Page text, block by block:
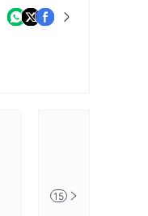
계정은 수익이 있
15